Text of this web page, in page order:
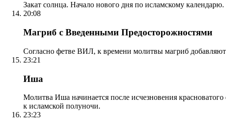
Закат солнца. Начало нового дня по исламскому
20:08
Магриб с Введенными Предосторожностями
Согласно фетве ВИЛ, к времени молитвы магриб
23:21
Иша
Молитва Иша начинается после исчезновения
к исламской полуночи.
23:23